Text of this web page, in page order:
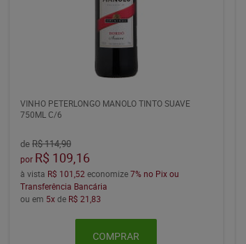
VINHO PETERLONGO MANOLO TINTO SUAVE
750ML C/6
deR$ 114,90
por R$ 109,16
à vista R$ 101,52 economize7% no Pix ou
Transferência Bancária
ou em 5xde R$ 21,83
COMPRAR